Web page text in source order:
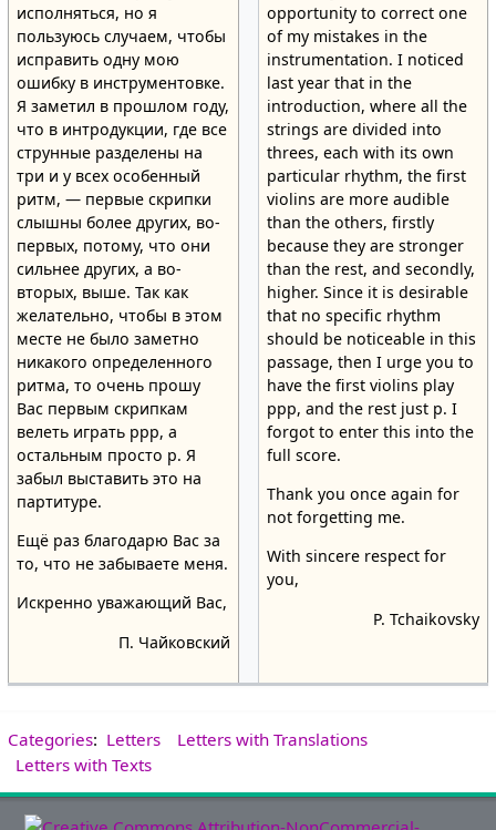
исполняться, но я
пользуюсь случаем, чтобы
исправить одну мою
ошибку в инструментовке.
Я заметил в прошлом году,
что в интродукции, где все
струнные разделены на
три и у всех особенный
ритм, — первые скрипки
слышны более других, во-
первых, потому, что они
сильнее других, а во-
вторых, выше. Так как
желательно, чтобы в этом
месте не было заметно
никакого определенного
ритма, то очень прошу
Вас первым скрипкам
велеть играть ppp, а
остальным просто p. Я
забыл выставить это на
партитуре.
Ещё раз благодарю Вас за
то, что не забываете меня.
Искренно уважающий Вас,
П. Чайковский
opportunity to correct one
of my mistakes in the
instrumentation. I noticed
last year that in the
introduction, where all the
strings are divided into
threes, each with its own
particular rhythm, the first
violins are more audible
than the others, firstly
because they are stronger
than the rest, and secondly,
higher. Since it is desirable
that no specific rhythm
should be noticeable in this
passage, then I urge you to
have the first violins play
ppp, and the rest just p. I
forgot to enter this into the
full score.
Thank you once again for
not forgetting me.
With sincere respect for
you,
P. Tchaikovsky
Categories: Letters
Letters with Translations
Letters with Texts